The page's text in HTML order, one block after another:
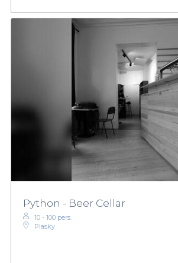
Python - Beer Cellar
10 - 100 pers.
Plasky